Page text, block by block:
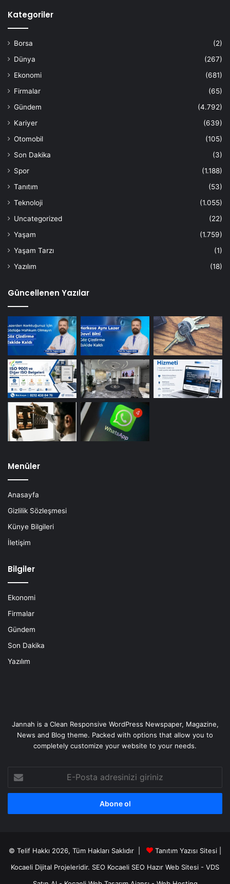
Kategoriler
Borsa
(2)
Dünya
(267)
Ekonomi
(681)
Firmalar
(65)
Gündem
(4.792)
Kariyer
(639)
Otomobil
(105)
Son Dakika
(3)
Spor
(1.188)
Tanıtım
(53)
Teknoloji
(1.055)
Uncategorized
(22)
Yaşam
(1.759)
Yaşam Tarzı
(1)
Yazılım
(18)
Güncellenen Yazılar
Menüler
Anasayfa
Gizlilik Sözleşmesi
Künye Bilgileri
İletişim
Bilgiler
Ekonomi
Firmalar
Gündem
Son Dakika
Yazılım
Jannah is a Clean Responsive WordPress Newspaper, Magazine,
News and Blog theme. Packed with options that allow you to
completely customize your website to your needs.
Posta
adresinizi
© Telif Hakkı 2026, Tüm Hakları Saklıdır |
Tanıtım Yazısı Sitesi |
Kocaeli Dijital Projeleridir. SEO Kocaeli SEO Hazır Web Sitesi - VDS